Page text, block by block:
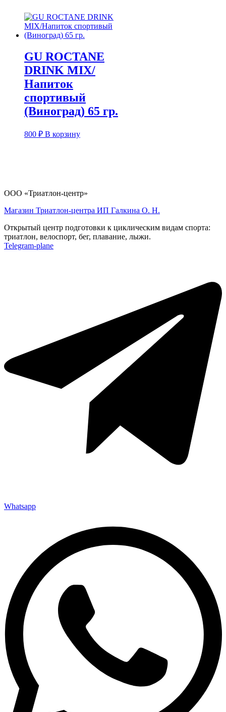
GU ROCTANE
DRINK MIX/
Напиток
спортивый
(Виноград) 65 гр.
800 ₽ В корзину
ООО «Триатлон-центр»
Магазин Триатлон-центра ИП Галкина О. Н.
Открытый центр подготовки к циклическим видам спорта:
триатлон, велоспорт, бег, плавание, лыжи.
Telegram-plane
Whatsapp